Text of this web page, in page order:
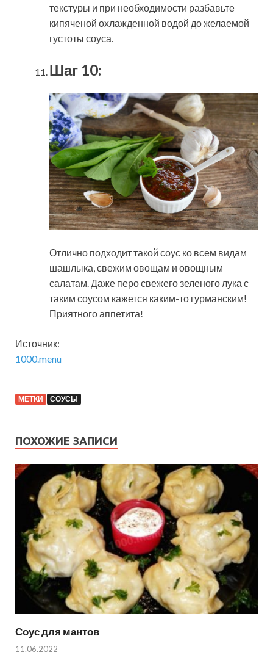
текстуры и при необходимости разбавьте
кипяченой охлажденной водой до желаемой
густоты соуса.
Шаг 10:
Отлично подходит такой соус ко всем видам
шашлыка, свежим овощам и овощным
салатам. Даже перо свежего зеленого лука с
таким соусом кажется каким-то гурманским!
Приятного аппетита!
Источник:
1000.menu
МЕТКИ СОУСЫ
ПОХОЖИЕ ЗАПИСИ
Соус для мантов
11.06.2022